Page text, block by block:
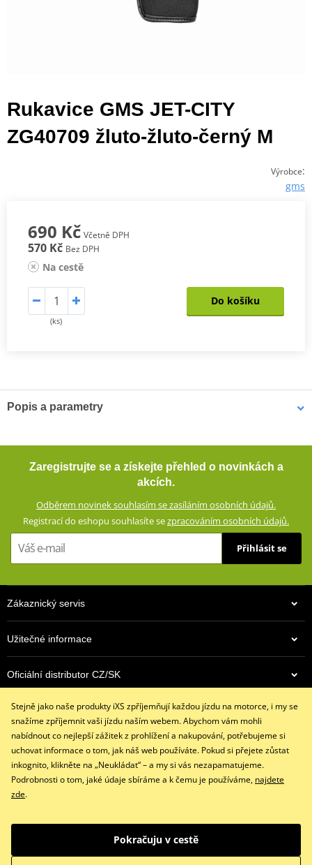
Rukavice GMS JET-CITY
ZG40709 žluto-žluto-černý M
Výrobce:
gms
690 Kč Včetně DPH
570 Kč Bez DPH
Na cestě
(ks)
Do košíku
Popis a parametry
Krátké textilní rukavice se strečového materiálu se skvěle
přizpůsobí pohybům ruky, takže neomezují jezdce. Jsou prodyšné.
Textilní rukavice ze směsového materiálu (60% polyuretan, 40%
polyester)
Všitý skořepinový chránič kloubů ruky
Zdvojený materiál na dlani
Všité pěnové chrániče
size chart GMS
Zaregistrujte se a získejte přehled o novinkách a
akcích.
Odběrem novinek souhlasím se zasíláním osobních údajů.
Registrací do eshopu souhlasíte sezpracováním osobních údajů.
Přihlásit se
Zákaznický servis
Užitečné informace
Oficiální distributor CZ/SK
Kontaktujte nás
info@ixs-motopoint.cz
Po - Pá (8:00 - 16:30)
Copyright © 2026 www.ixs-motopoint.cz
Stejně jako naše produkty iXS zpříjemňují každou jízdu na motorce, i my se
snažíme zpříjemnit vaši jízdu naším webem. Abychom vám mohli
nabídnout co nejlepší zážitek z prohlížení a nakupování, potřebujeme si
uchovat informace o tom, jak náš web používáte. Pokud si přejete zůstat
inkognito, klikněte na „Neukládat“ – a my si vás nezapamatujeme.
Podrobnosti o tom, jaké údaje sbíráme a k čemu je používáme, najdete
zde.
Pokračuju v cestě